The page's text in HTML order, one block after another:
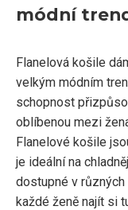
módní
Flanelová košile
velkým módním
schopnost
oblíbenou mezi
Flanelové košile
je ideální na
dostupné v různých
každé ženě najít si